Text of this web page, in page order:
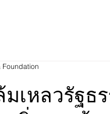
มเหลวรัฐธ
Foundation